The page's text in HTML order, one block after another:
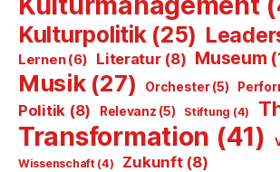
Kulturpolitik(25)
Lernen(6) Literatur(8) Museum
Musik(27) Orchester(5)
Politik (8) Relevanz (5) Stiftung (4)
Transformation (41)
Wissenschaft(4) Zukunft(8)